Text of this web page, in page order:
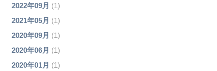
2022年09月 (1)
2021年05月 (1)
2020年09月 (1)
2020年06月 (1)
2020年01月 (1)